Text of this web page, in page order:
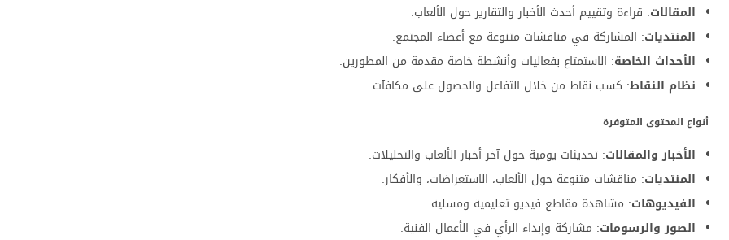
المقالات: قراءة وتقييم أحدث الأخبار والتقارير حول الألعاب.
المنتديات: المشاركة في مناقشات متنوعة مع أعضاء المجتمع.
الأحداث الخاصة: الاستمتاع بفعاليات وأنشطة خاصة مقدمة من المطورين.
نظام النقاط: كسب نقاط من خلال التفاعل والحصول على مكافآت.
أنواع المحتوى المتوفرة
الأخبار والمقالات: تحديثات يومية حول آخر أخبار الألعاب والتحليلات.
المنتديات: مناقشات متنوعة حول الألعاب، الاستعراضات، والأفكار.
الفيديوهات: مشاهدة مقاطع فيديو تعليمية ومسلية.
الصور والرسومات: مشاركة وإبداء الرأي في الأعمال الفنية.